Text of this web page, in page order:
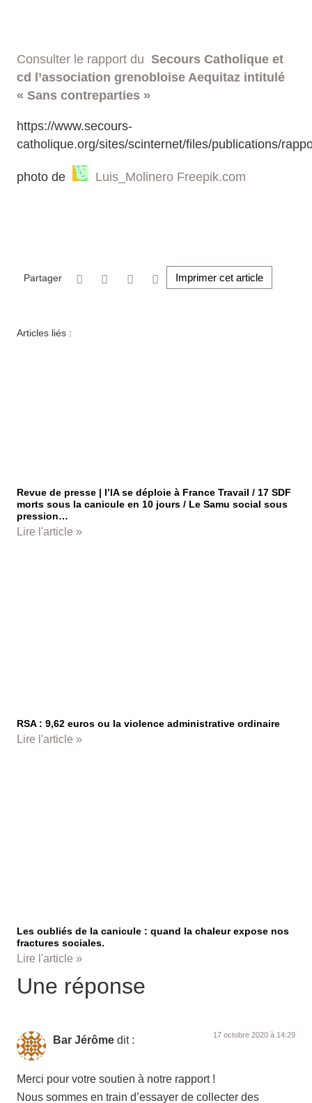
Consulter le rapport du Secours Catholique et
cd l’association grenobloise Aequitaz intitulé
« Sans contreparties »
https://www.secours-
catholique.org/sites/scinternet/files/publications/
photo de Luis_Molinero Freepik.com
Partager Imprimer cet article
Articles liés :
Revue de presse | l’IA se déploie à France Travail / 17 SDF
morts sous la canicule en 10 jours / Le Samu social sous
pression…
Lire l'article »
RSA : 9,62 euros ou la violence administrative ordinaire
Lire l'article »
Les oubliés de la canicule : quand la chaleur expose nos
fractures sociales.
Lire l'article »
Une réponse
Bar Jérôme dit : 17 octobre 2020 à 14:29
Merci pour votre soutien à notre rapport !
Nous sommes en train d’essayer de collecter des